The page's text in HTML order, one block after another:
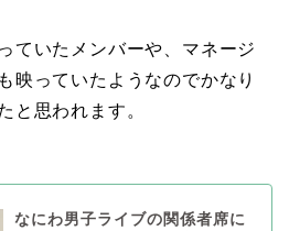
ていたメンバーや、マネージ
映っていたようなのでかなり
と思われます。
なにわ男子ライブの関係者席に